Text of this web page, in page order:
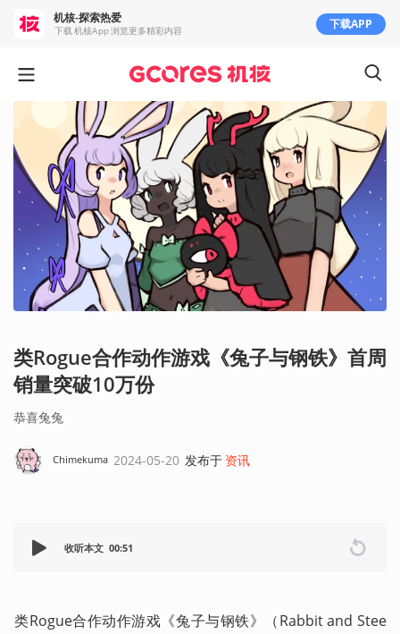
类Rogue合作动作游戏《兔子与钢铁》首周
销量突破10万份
恭喜兔兔
Chimekuma 2024-05-20 发布于 资讯
收听本文 00:51
类Rogue合作动作游戏《兔子与钢铁》（Rabbit and Stee
机核-探索热爱
下载 机核App 浏览更多精彩内容 下载APP